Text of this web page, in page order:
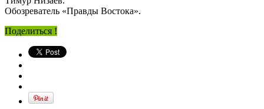
Обозреватель «Правды Востока».
Поделиться !